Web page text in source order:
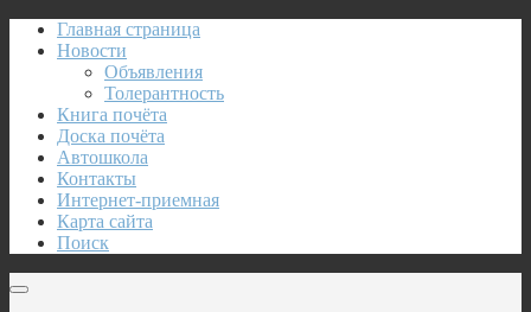
Главная страница
Новости
Объявления
Толерантность
Книга почёта
Доска почёта
Автошкола
Контакты
Интернет-приемная
Карта сайта
Поиск